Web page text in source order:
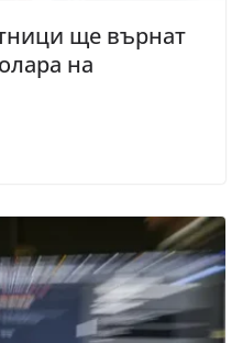
ще върнат
на